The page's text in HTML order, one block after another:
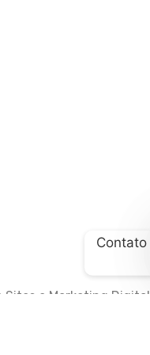
Sites e Marketing Digital
Contato